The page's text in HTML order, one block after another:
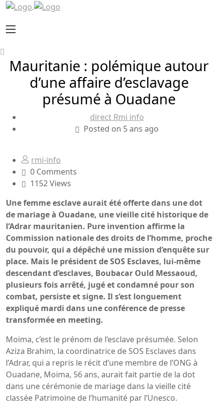
Mauritanie : polémique autour
d’une affaire d’esclavage
présumé à Ouadane
direct Rmi info
Posted on 5 ans ago
rmi-info
0 Comments
1152 Views
Une femme esclave aurait été offerte dans une dot
de mariage à Ouadane, une vieille cité historique de
l’Adrar mauritanien. Pure invention affirme la
Commission nationale des droits de l’homme, proche
du pouvoir, qui a dépêché une mission d’enquête sur
place. Mais le président de SOS Esclaves, lui-même
descendant d’esclaves, Boubacar Ould Messaoud,
plusieurs fois arrêté, jugé et condamné pour son
combat, persiste et signe. Il s’est longuement
expliqué mardi dans une conférence de presse
transformée en meeting.
Moima, c’est le prénom de l’esclave présumée. Selon
Aziza Brahim, la coordinatrice de SOS Esclaves dans
l’Adrar, qui a repris le récit d’une membre de l’ONG à
Ouadane, Moima, 56 ans, aurait fait partie de la dot
dans une cérémonie de mariage dans la vieille cité
classée Patrimoine de l’humanité par l’Unesco.